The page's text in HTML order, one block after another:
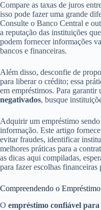
Compare as taxas de juros
isso pode fazer uma grande
Consulte o Banco Central e
a reputação das instituições
podem fornecer informações
bancos e financeiras.
Além disso, desconfie de
para liberar o crédito; essa
em empréstimos. Para garantir
negativados, busque
Adquirir um empréstimo
informação. Este artigo
evitar fraudes, identificar
melhores práticas para a
as dicas aqui compiladas,
para fazer escolhas financeiras
Compreendendo o
O empréstimo confiável